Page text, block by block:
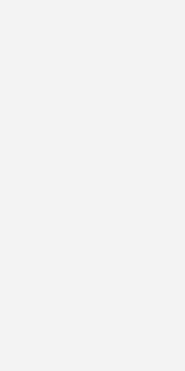
ist stark aufgestellt.